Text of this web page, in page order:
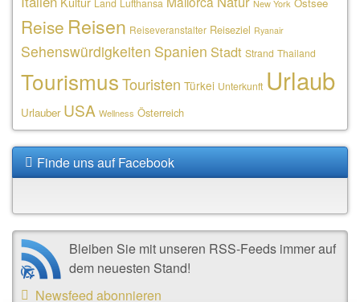
Land New York
Reise Reisen Reiseveranstalter Reiseziel Ryanair
Sehenswürdigkeiten Spanien Stadt Strand Thailand
TourismusTouristen Türkei Unterkunft Urlaub
Urlauber USA Wellness Österreich
Finde uns auf Facebook
Bleiben Sie mit unseren RSS-Feeds immer auf
dem neuesten Stand!
Newsfeed abonnieren